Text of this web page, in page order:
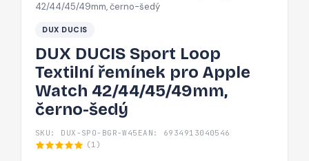
42/44/45/49mm, černo-šedý
DUX DUCIS
DUX DUCIS Sport Loop
Textilní řemínek pro Apple
Watch 42/44/45/49mm,
černo-šedý
SKU: DUX-SPO-BGR-W45 EAN: 6934913040546
(1)